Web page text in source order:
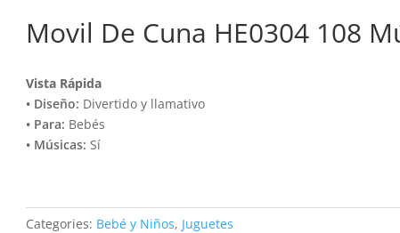
Movil De Cuna HE0304 108
Vista Rápida
• Diseño: Divertido y llamativo
• Para: Bebés
• Músicas: Sí
Categories: Bebé y Niños, Juguetes